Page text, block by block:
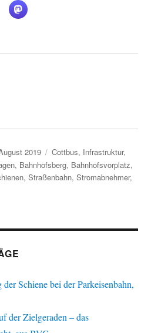
2019 Kategorien
Cottbus, Infrastruktur,
, Bahnhofsberg, Bahnhofsvorplatz,
,Straßenbahn,Stromabnehmer,
Schiene bei der Parkeisenbahn,
der Zielgeraden – das